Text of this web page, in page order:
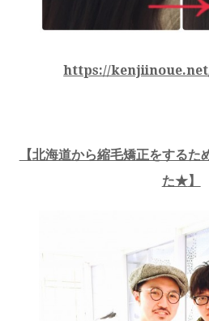
https://
【北海道から縮毛矯正をするた
た★】